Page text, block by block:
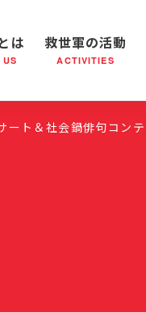
は
る社会問題 救世
救世軍の活動
ACTIVITIES
世軍の活動 社会鍋
組織概要
ート＆社会鍋俳句コン